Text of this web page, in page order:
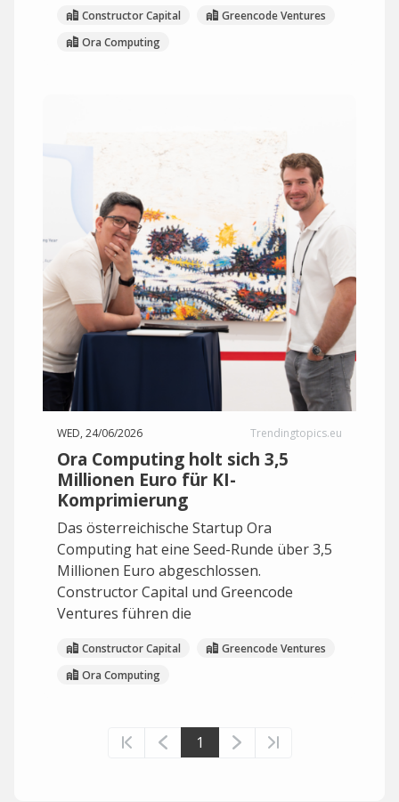
Constructor Capital
Greencode Ventures
Ora Computing
WED, 24/06/2026 Trendingtopics.eu
Ora Computing holt sich 3,5
Millionen Euro für KI-
Komprimierung
Das österreichische Startup Ora
Computing hat eine Seed-Runde über 3,5
Millionen Euro abgeschlossen.
Constructor Capital und Greencode
Ventures führen die
Constructor Capital
Greencode Ventures
Ora Computing
1